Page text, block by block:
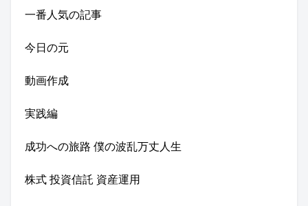
一番人気の記事
今日の元
動画作成
実践編
成功への旅路 僕の波乱万丈人生
株式 投資信託 資産運用